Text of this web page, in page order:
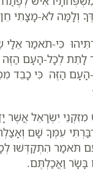
וְלָמָּה לֹא-מָצָתִי
כִּי-תֹאמַר
לָתֵת לְכָל-הָעָם הַזֶּה
הָעָם הַזֶּה כִּי כָבֵד
יִשְׂרָאֵל אֲשֶׁר
עִמְּךָ שָׁם
תֹּאמַר הִתְקַדְּשׁוּ
בָּשָׂר וַאֲכַלְתֶּם.